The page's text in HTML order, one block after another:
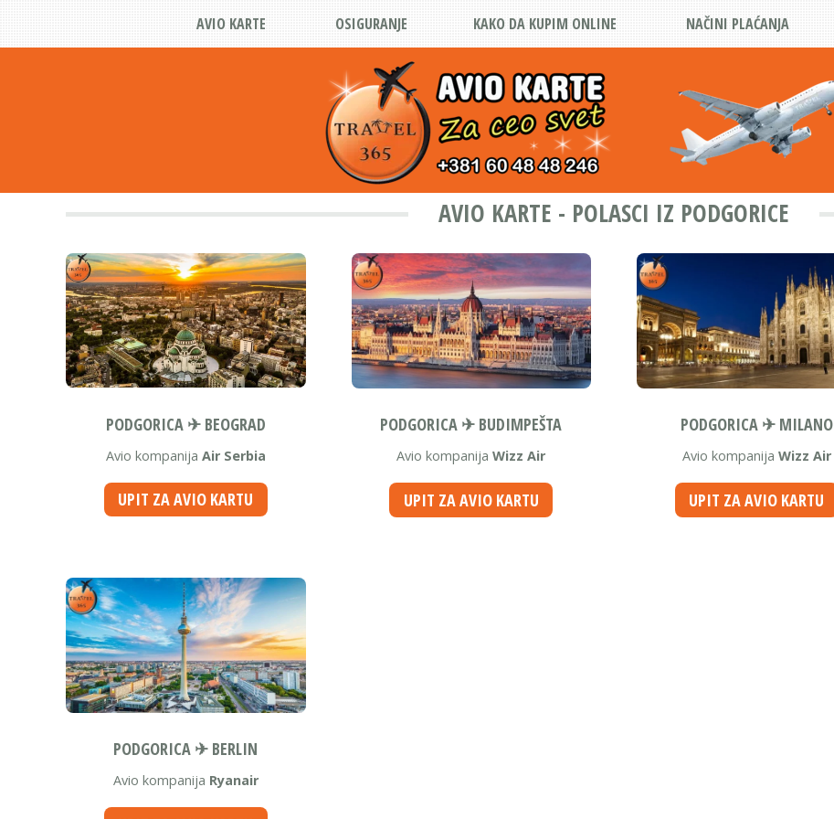
AVIO KARTE OSIGURANJE KAKO DA KUPIM ONLINE NAČINI PLAĆANJA
AVIO KARTE - POLASCI IZ PODGORICE
PODGORICA ✈ BEOGRAD
Avio kompanija Air Serbia
UPIT ZA AVIO KARTU
PODGORICA ✈ BUDIMPEŠTA
Avio kompanijaWizz Air
UPIT ZA AVIO KARTU
PODGORICA ✈ MILANO
Avio kompanija Wizz Air
UPIT ZA AVIO KARTU
PODGORICA ✈ BERLIN
Avio kompanija Ryanair